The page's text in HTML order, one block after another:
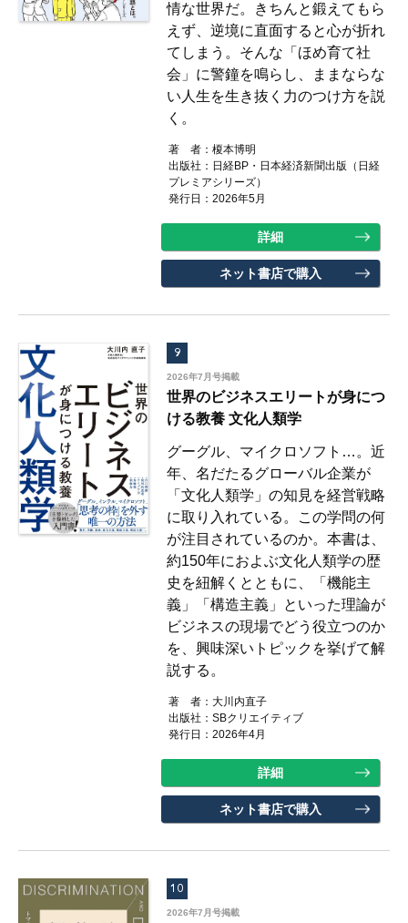
情な世界だ。きちんと鍛えてもら
えず、逆境に直面すると心が折れ
てしまう。そんな「ほめ育て社
会」に警鐘を鳴らし、ままならな
い人生を生き抜く力のつけ方を説
く。
著 者： 榎本博明
出版社： 日経BP・日本経済新聞出版（日経
プレミアシリーズ）
発行日：2026年5月
詳細
ネット書店で購入
9
2026年7月号掲載
世界のビジネスエリートが身につ
ける教養 文化人類学
グーグル、マイクロソフト…。近
年、名だたるグローバル企業が
「文化人類学」の知見を経営戦略
に取り入れている。この学問の何
が注目されているのか。本書は、
約150年におよぶ文化人類学の歴
史を紐解くとともに、「機能主
義」「構造主義」といった理論が
ビジネスの現場でどう役立つのか
を、興味深いトピックを挙げて解
説する。
著 者： 大川内直子
出版社： SBクリエイティブ
発行日：2026年4月
詳細
ネット書店で購入
10
2026年7月号掲載